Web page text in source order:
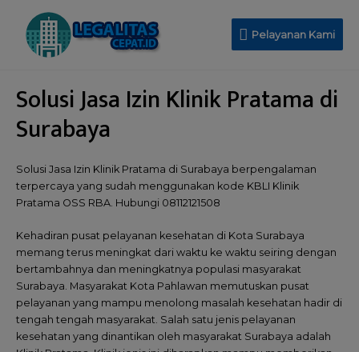
Pelayanan Kami
Solusi Jasa Izin Klinik Pratama di
Surabaya
Solusi Jasa Izin Klinik Pratama di Surabaya berpengalaman
terpercaya yang sudah menggunakan kode KBLI Klinik
Pratama OSS RBA. Hubungi 08112121508
Kehadiran pusat pelayanan kesehatan di Kota Surabaya
memang terus meningkat dari waktu ke waktu seiring dengan
bertambahnya dan meningkatnya populasi masyarakat
Surabaya. Masyarakat Kota Pahlawan memutuskan pusat
pelayanan yang mampu menolong masalah kesehatan hadir di
tengah tengah masyarakat. Salah satu jenis pelayanan
kesehatan yang dinantikan oleh masyarakat Surabaya adalah